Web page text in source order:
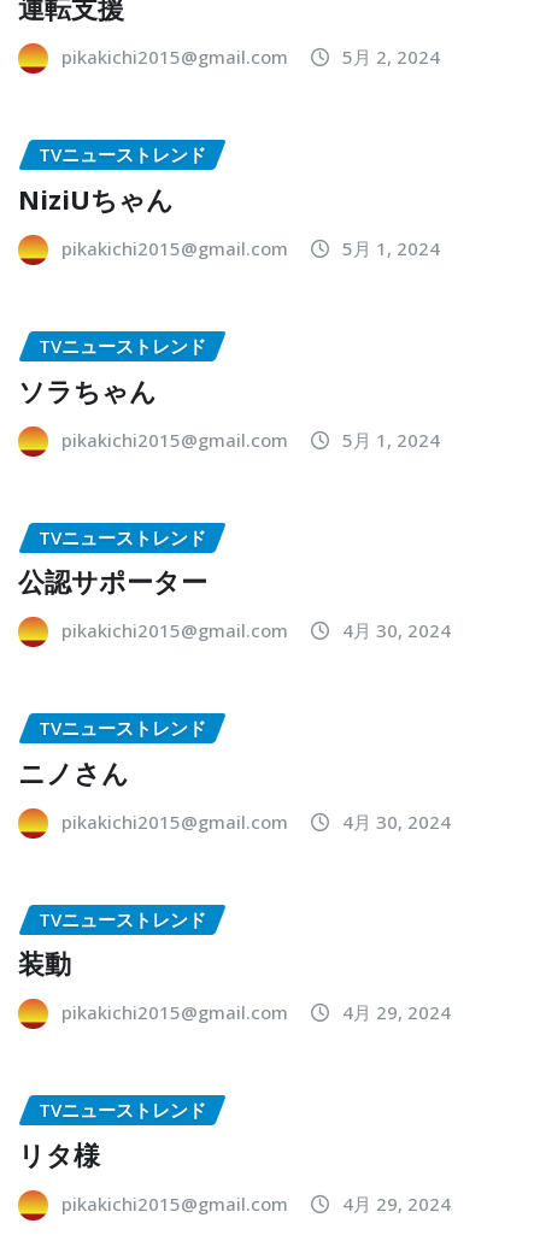
運転支援
pikakichi2015@gmail.com 5月 2, 2024
TVニューストレンド
NiziUちゃん
pikakichi2015@gmail.com 5月 1, 2024
TVニューストレンド
ソラちゃん
pikakichi2015@gmail.com 5月 1, 2024
TVニューストレンド
公認サポーター
pikakichi2015@gmail.com 4月 30, 2024
TVニューストレンド
ニノさん
pikakichi2015@gmail.com 4月 30, 2024
TVニューストレンド
装動
pikakichi2015@gmail.com 4月 29, 2024
TVニューストレンド
リタ様
pikakichi2015@gmail.com 4月 29, 2024